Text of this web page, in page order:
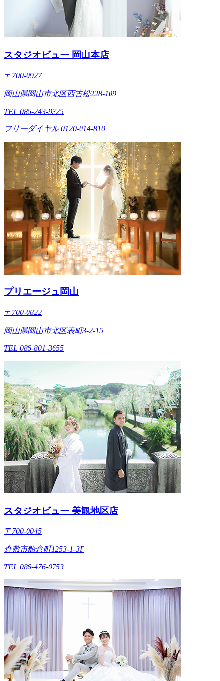
スタジオビュー 岡山本店
〒700-0927
岡山県岡山市北区西古松228-109
TEL 086-243-9325
フリーダイヤル 0120-014-810
プリエージュ岡山
〒700-0822
岡山県岡山市北区表町3-2-15
TEL 086-801-3655
スタジオビュー 美観地区店
〒700-0045
倉敷市船倉町1253-1-3F
TEL 086-476-0753